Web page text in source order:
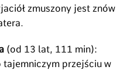
zmuszony jest znów
(od 13 lat, 111 min):
przejściu w